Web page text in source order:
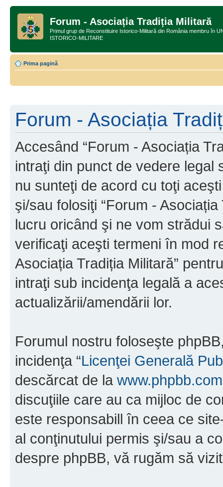
Forum - Asociația Tradiția Militară
Primul grup de Reconstituire Istorico-Militară din România membru în
ISTORICO-MILITARE
Prima pagină
Forum - Asociația
Accesând “Forum - Asociația
intraţi din punct de vedere legal
nu sunteţi de acord cu toţi
şi/sau folosiţi “Forum -
lucru oricând şi ne vom strădui
verificaţi aceşti termeni în mod
Asociația Tradiția Militară”
intraţi sub incidenţa legală a
actualizării/amendării lor.
Forumul nostru foloseşte
incidenţa “Licenţei Generală
descărcat de la www.phpbb.com
discuţiile care au ca mijloc de
este responsabill în ceea ce
al conţinutului permis şi/sau a
despre phpBB, vă rugăm să